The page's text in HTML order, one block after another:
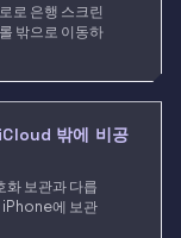
로 은행 스크린
밖으로 이동하
밖에 비공
보관과 다릅
iPhone에 보관